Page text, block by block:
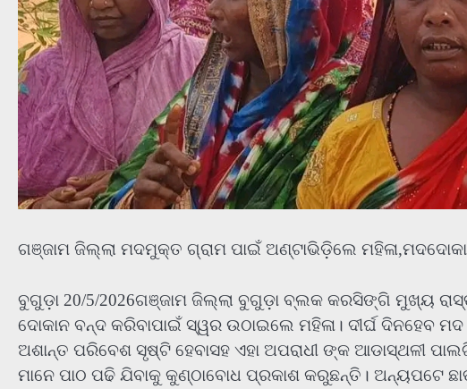
ଗଞ୍ଜାମ ଜିଲ୍ଲା ମଦମୁକ୍ତ ଗ୍ରାମ ପାଇଁ ଅଣ୍ଟାଭିଡ଼ିଲେ
ବୁଗୁଡ଼ା 20/5/2026ଗଞ୍ଜାମ ଜିଲ୍ଲା ବୁଗୁଡ଼ା ବ୍ଲକ କରସିଙ୍ଗି ମୁଖ୍ୟ
ଦୋକାନ ବନ୍ଦ କରିବାପାଇଁ ସ୍ୱର ଉଠାଇଲେ ମହିଳା। ଦୀର୍ଘ ଦିନହେବ
ଅଶାନ୍ତ ପରିବେଶ ସୃଷ୍ଟି ହେବାସହ ଏହା ଅପରାଧୀ ଙ୍କ ଆଡାସ୍ଥଳୀ
ମାନେ ପାଠ ପଢି ଯିବାକୁ କୁଣ୍ଠାବୋଧ ପ୍ରକାଶ କରୁଛନ୍ତି।